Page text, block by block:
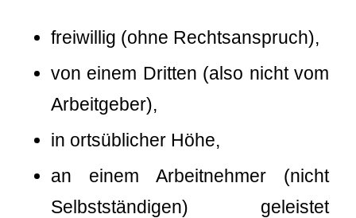
freiwillig (ohne Rechtsanspruch),
von einem Dritten (also nicht vom
Arbeitgeber),
in ortsüblicher Höhe,
an einem Arbeitnehmer (nicht
Selbstständigen) geleistet